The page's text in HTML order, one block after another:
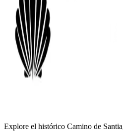
Explore el histórico Camino de